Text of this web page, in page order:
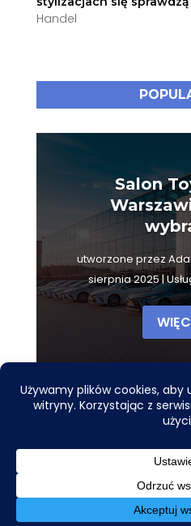
Handel
Salon
utworzone przez
sierpnia 2025|
Copyright © 2026